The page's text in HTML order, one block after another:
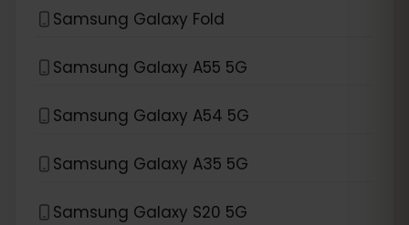
Samsung Galaxy Fold
Samsung Galaxy A55 5G
Samsung Galaxy A54 5G
Samsung Galaxy A35 5G
Samsung Galaxy S20 5G